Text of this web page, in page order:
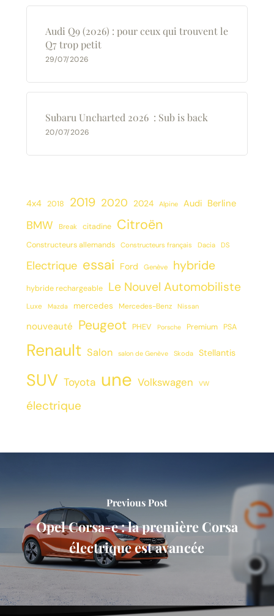
Audi Q9 (2026) : pour ceux qui trouvent le
Q7 trop petit
29/07/2026
Subaru Uncharted 2026 : Sub is back
20/07/2026
4x4 2018 2019 2020 2024 Alpine Audi Berline
BMW Break citadine Citroën
Constructeurs allemands Constructeurs français Dacia DS
Electrique essai Ford Genève hybride
hybride rechargeable Le Nouvel Automobiliste
Luxe Mazda mercedes Mercedes-Benz Nissan
nouveauté Peugeot PHEV Porsche Premium PSA
Renault Salon salon de Genève Skoda Stellantis
SUV Toyota une Volkswagen VW
électrique
Previous Post
Opel Corsa-e : la première Corsa
électrique est avancée